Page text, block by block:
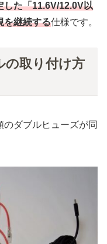
した「11.6V/12.0V以
を継続する仕様です。
の取り付け方
ダブルヒューズが同